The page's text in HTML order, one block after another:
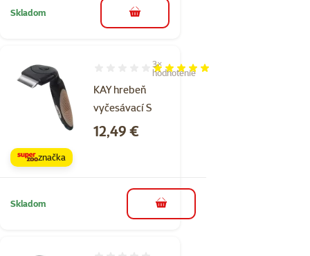
Skladom do košíka
KAY hrebeň
vyčesávací S
Hodnotenie 100%, počet hodnotení: 3
3×
hodnotenie
Cena
12,49 €
značka
Skladom do košíka